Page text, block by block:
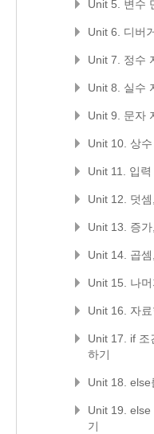
Unit 5. 변수
Unit 6. 디버
Unit 7. 정수
Unit 8. 실수
Unit 9. 문자
Unit 10. 상
Unit 11. 입
Unit 12. 덧
Unit 13. 증
Unit 14. 곱
Unit 15. 나
Unit 16. 자
Unit 17. if 조
하기
Unit 18. else
Unit 19.
기